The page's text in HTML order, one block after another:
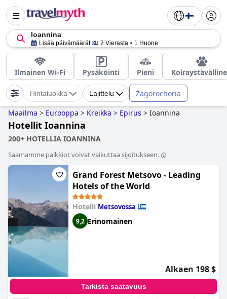
Ioannina
Lisää päivämäärät 2 Vierasta 1 Huone
Ilmainen Wi-Fi Pysäköinti Pieni
Hintaluokka Lajittelu Zagorochoria
Maailma > Eurooppa > Kreikka > Epirus > Ioannina
Hotellit Ioannina
200+ HOTELLIA IOANNINA
Saamamme palkkiot voivat vaikuttaa sijoitukseen.
Grand Forest Metsovo - Leading
Hotels of the World
Hotelli Metsovossa
9,2 Erinomainen
Alkaen 198 $
Tarkista saatavuus